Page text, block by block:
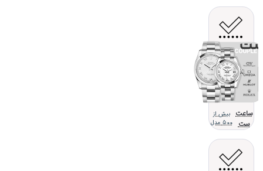
ساعت
ست
بیش از
500 مدل